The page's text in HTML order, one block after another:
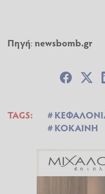
Πηγή:newsbomb.gr
TAGS:
ΚΟΚΑΙΝΗ